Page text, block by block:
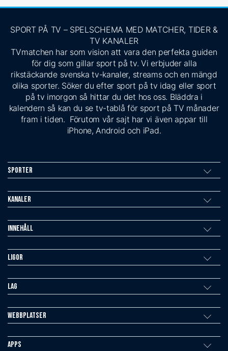
SPORT PÅ TV – SPELSCHEMA MED MATCHER, TIDER &
TV KANALER
TVmatchen har som vision att vara den perfekta guiden
för dig som gillar sport på tv. Vi erbjuder alla
rikstäckande svenska tv-kanaler, streams och en mängd
olika sporter. Söker du efter sport på tv idag eller sport
på tv imorgon så hittar du det hos oss. Bläddra i
kalendern så kan du se tv-tablå för sport på TV månader
fram i tiden. Förutom vår sajt har vi även appar till
iPhone, Android och iPad.
Sporter
Kanaler
Innehåll
Ligor
Lag
Webbplatser
Apps